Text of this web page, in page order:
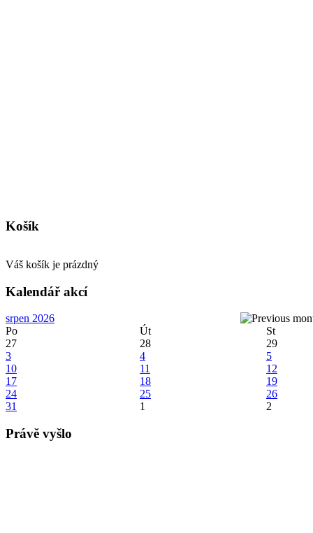
Košík
Váš košík je prázdný
Kalendář akcí
srpen 2026
Po
Út
St
27
28
29
3
4
5
10
11
12
17
18
19
24
25
26
31
1 2
Právě vyšlo